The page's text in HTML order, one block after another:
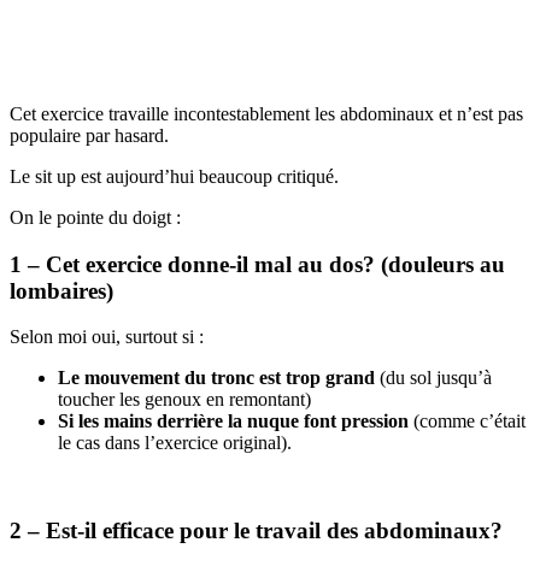
Cet exercice travaille incontestablement les abdominaux et n’est pas
populaire par hasard.
Le sit up est aujourd’hui beaucoup critiqué.
On le pointe du doigt :
1 – Cet exercice donne-il mal au dos? (douleurs au
lombaires)
Selon moi oui, surtout si :
Le mouvement du tronc est trop grand (du sol jusqu’à
toucher les genoux en remontant)
Si les mains derrière la nuque font pression (comme c’était
le cas dans l’exercice original).
2 – Est-il efficace pour le travail des abdominaux?